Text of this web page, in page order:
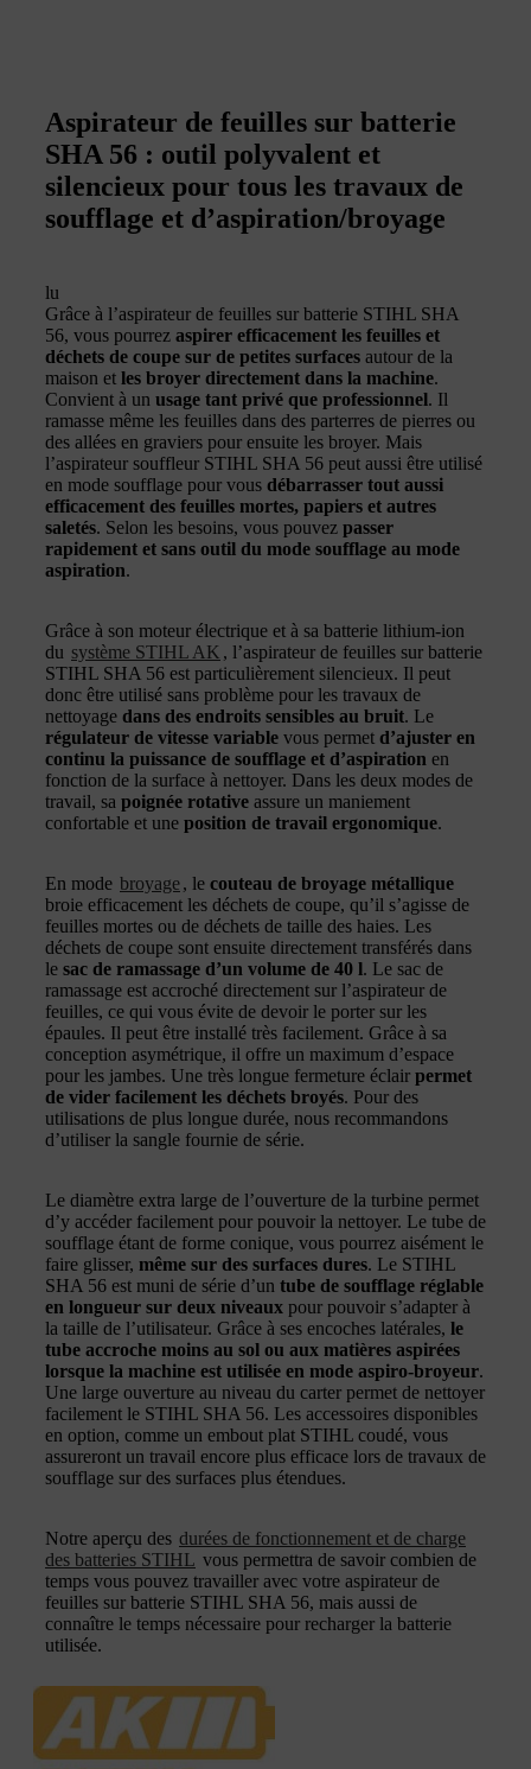
Aspirateur de feuilles sur batterie
SHA 56 : outil polyvalent et
silencieux pour tous les travaux de
soufflage et d’aspiration/broyage
lu
Grâce à l’aspirateur de feuilles sur batterie STIHL SHA
56, vous pourrez aspirer efficacement les feuilles et
déchets de coupe sur de petites surfaces autour de la
maison et les broyer directement dans la machine.
Convient à un usage tant privé que professionnel. Il
ramasse même les feuilles dans des parterres de pierres ou
des allées en graviers pour ensuite les broyer. Mais
l’aspirateur souffleur STIHL SHA 56 peut aussi être utilisé
en mode soufflage pour vous débarrasser tout aussi
efficacement des feuilles mortes, papiers et autres
saletés. Selon les besoins, vous pouvez passer
rapidement et sans outil du mode soufflage au mode
aspiration.
Grâce à son moteur électrique et à sa batterie lithium-ion
du système STIHL AK , l’aspirateur de feuilles sur batterie
STIHL SHA 56 est particulièrement silencieux. Il peut
donc être utilisé sans problème pour les travaux de
nettoyage dans des endroits sensibles au bruit. Le
régulateur de vitesse variable vous permet d’ajuster en
continu la puissance de soufflage et d’aspiration en
fonction de la surface à nettoyer. Dans les deux modes de
travail, sa poignée rotative assure un maniement
confortable et une position de travail ergonomique.
En mode broyage, le couteau de broyage métallique
broie efficacement les déchets de coupe, qu’il s’agisse de
feuilles mortes ou de déchets de taille des haies. Les
déchets de coupe sont ensuite directement transférés dans
le sac de ramassage d’un volume de 40 l. Le sac de
ramassage est accroché directement sur l’aspirateur de
feuilles, ce qui vous évite de devoir le porter sur les
épaules. Il peut être installé très facilement. Grâce à sa
conception asymétrique, il offre un maximum d’espace
pour les jambes. Une très longue fermeture éclair permet
de vider facilement les déchets broyés. Pour des
utilisations de plus longue durée, nous recommandons
d’utiliser la sangle fournie de série.
Le diamètre extra large de l’ouverture de la turbine permet
d’y accéder facilement pour pouvoir la nettoyer. Le tube de
soufflage étant de forme conique, vous pourrez aisément le
faire glisser, même sur des surfaces dures. Le STIHL
SHA 56 est muni de série d’un tube de soufflage réglable
en longueur sur deux niveaux pour pouvoir s’adapter à
la taille de l’utilisateur. Grâce à ses encoches latérales, le
tube accroche moins au sol ou aux matières aspirées
lorsque la machine est utilisée en mode aspiro-broyeur.
Une large ouverture au niveau du carter permet de nettoyer
facilement le STIHL SHA 56. Les accessoires disponibles
en option, comme un embout plat STIHL coudé, vous
assureront un travail encore plus efficace lors de travaux de
soufflage sur des surfaces plus étendues.
Notre aperçu des durées de fonctionnement et de charge
des batteries STIHL vous permettra de savoir combien de
temps vous pouvez travailler avec votre aspirateur de
feuilles sur batterie STIHL SHA 56, mais aussi de
connaître le temps nécessaire pour recharger la batterie
utilisée.